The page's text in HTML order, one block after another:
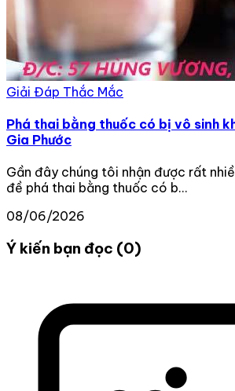
Giải Đáp Thắc Mắc
Phá thai bằng thuốc có bị vô sinh
Gia Phước
Gần đây chúng tôi nhận được rất
đề phá thai bằng thuốc có b...
08/06/2026
Ý kiến bạn đọc (0)